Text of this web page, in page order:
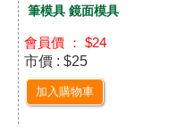
筆模具 鏡面模具
會員價 ： $24
市價 : $25
加入購物車